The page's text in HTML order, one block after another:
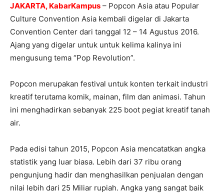
JAKARTA, KabarKampus – Popcon Asia atau Popular
Culture Convention Asia kembali digelar di Jakarta
Convention Center dari tanggal 12 – 14 Agustus 2016.
Ajang yang digelar untuk untuk kelima kalinya ini
mengusung tema “Pop Revolution”.
Popcon merupakan festival untuk konten terkait industri
kreatif terutama komik, mainan, film dan animasi. Tahun
ini menghadirkan sebanyak 225 boot pegiat kreatif tanah
air.
Pada edisi tahun 2015, Popcon Asia mencatatkan angka
statistik yang luar biasa. Lebih dari 37 ribu orang
pengunjung hadir dan menghasilkan penjualan dengan
nilai lebih dari 25 Miliar rupiah. Angka yang sangat baik